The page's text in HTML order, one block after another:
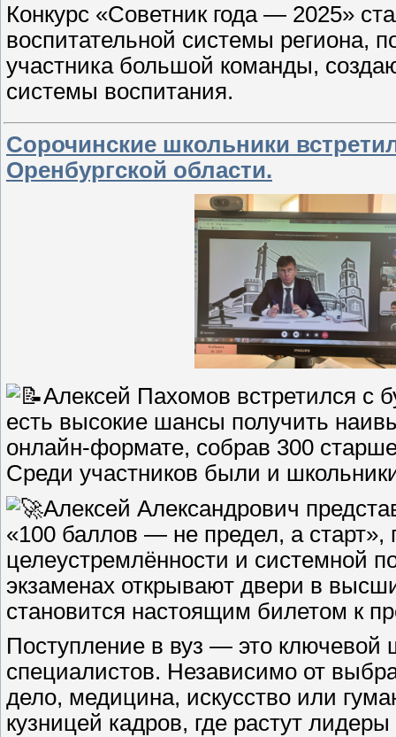
Конкурс «Советник года — 2025»
воспитательной системы региона,
участника большой команды,
системы воспитания.
Сорочинские школьники
Оренбургской области.
Алексей Пахомов встретился с
есть высокие шансы получить
онлайн-формате, собрав 300
Среди участников были и
Алексей Александрович
«100 баллов — не предел, а старт»,
целеустремлённости и системной
экзаменах открывают двери в
становится настоящим билетом к
Поступление в вуз — это
специалистов. Независимо от
дело, медицина, искусство или
кузницей кадров, где растут